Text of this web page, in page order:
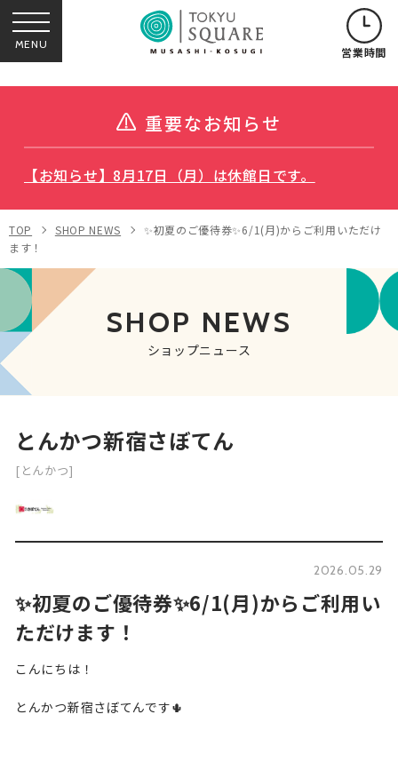
MENU 営業時間
重要なお知らせ
【お知らせ】8月17日（月）は休館日です。
TOP SHOP NEWS
✨初夏のご優待券✨6/1(月)からご利用いただけ
ます！
SHOP NEWS
ショップニュース
とんかつ新宿さぼてん
[とんかつ]
2026.05.29
✨初夏のご優待券✨6/1(月)からご利用い
ただけます！
こんにちは！
とんかつ新宿さぼてんです🌵